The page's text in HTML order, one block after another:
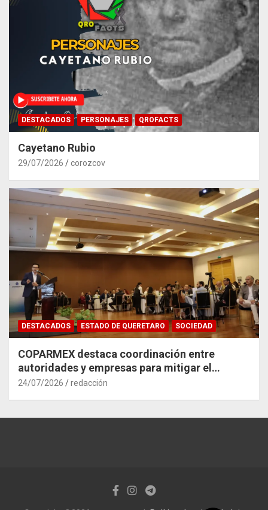
DESTACADOS PERSONAJES QROFACTS
Cayetano Rubio
29/07/2026 corozcov
DESTACADOS ESTADO DE QUERETARO SOCIEDAD
COPARMEX destaca coordinación entre
autoridades y empresas para mitigar el
impacto del Tren México–Querétaro
24/07/2026 redacción